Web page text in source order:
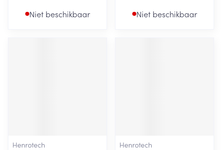
Niet beschikbaar Niet beschikbaar
Henrotech
Henrotech